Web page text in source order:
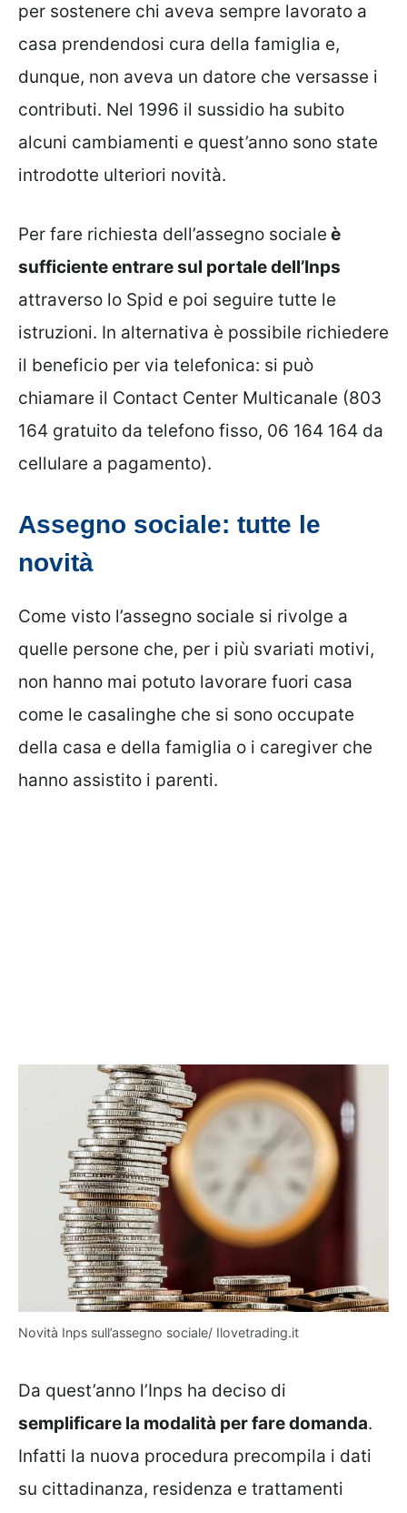
per sostenere chi aveva sempre lavorato a
casa prendendosi cura della famiglia e,
dunque, non aveva un datore che versasse i
contributi. Nel 1996 il sussidio ha subito
alcuni cambiamenti e quest’anno sono state
introdotte ulteriori novità.
Per fare richiesta dell’assegno sociale è
sufficiente entrare sul portale dell’Inps
attraverso lo Spid e poi seguire tutte le
istruzioni. In alternativa è possibile richiedere
il beneficio per via telefonica: si può
chiamare il Contact Center Multicanale (803
164 gratuito da telefono fisso, 06 164 164 da
cellulare a pagamento).
Assegno sociale: tutte le
novità
Come visto l’assegno sociale si rivolge a
quelle persone che, per i più svariati motivi,
non hanno mai potuto lavorare fuori casa
come le casalinghe che si sono occupate
della casa e della famiglia o i caregiver che
hanno assistito i parenti.
Novità Inps sull’assegno sociale/ Ilovetrading.it
Da quest’anno l’Inps ha deciso di
semplificare la modalità per fare domanda.
Infatti la nuova procedura precompila i dati
su cittadinanza, residenza e trattamenti